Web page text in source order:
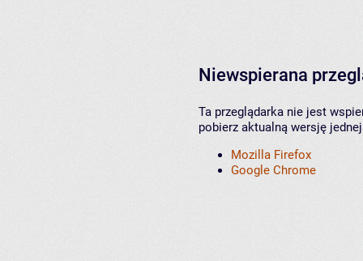
Niewspierana
Ta przeglądarka nie jest
pobierz aktualną wersję
Mozilla Firefox
Google Chrome